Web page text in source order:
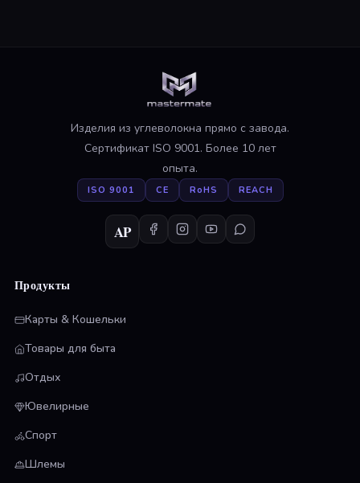
Изделия из углеволокна прямо с завода.
Сертификат ISO 9001. Более 10 лет
опыта.
ISO 9001 CE RoHS REACH
AP
Продукты
Карты & Кошельки
Товары для быта
Отдых
Ювелирные
Спорт
Шлемы